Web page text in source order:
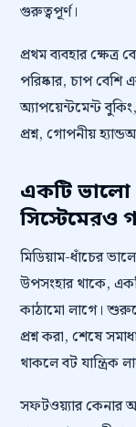
গুরুত্বপূর্ণ।
প্রথম ব্যবহার
পরিষ্কার, চাপ
অ্যাপয়েন্টমেন্ট
প্রশ্ন, গোপনীয়
একটি
সিস্টেমেরও
মিডিয়াম-ধাঁচের
উপসংহার থাকে,
কাঠামো লাগে।
প্রশ্ন করা, শেষে
থাকলে বট যান্ত্রিক
সফটওয়্যার কেনার